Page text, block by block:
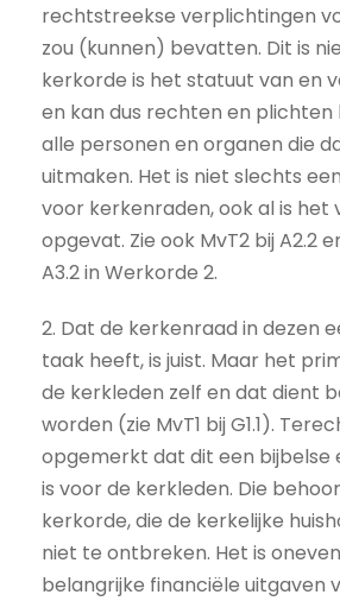
rechtstreekse verplichtingen
zou (kunnen) bevatten. Dit is
kerkorde is het statuut van en
en kan dus rechten en
alle personen en organen die
uitmaken. Het is niet slechts
voor kerkenraden, ook al is het
opgevat. Zie ook MvT2 bij A2.2
A3.2 in Werkorde 2.
2. Dat de kerkenraad in dezen
taak heeft, is juist. Maar het
de kerkleden zelf en dat dient
worden (zie MvT1 bij G1.1).
opgemerkt dat dit een bijbelse
is voor de kerkleden. Die
kerkorde, die de kerkelijke
niet te ontbreken. Het is
belangrijke financiële uitgaven